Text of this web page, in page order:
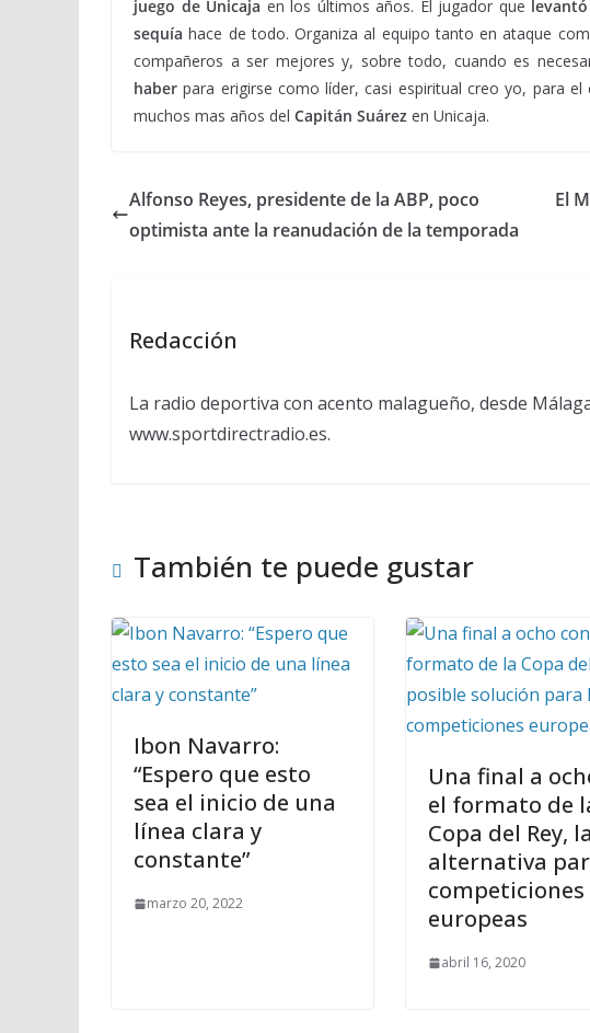
juego de Unicaja en los últimos años. El jugador que
sequía hace de todo. Organiza al equipo tanto en ataque
compañeros a ser mejores y, sobre todo, cuando es
haber para erigirse como líder, casi espiritual creo yo, para
muchos mas años del Capitán Suárez en Unicaja.
Alfonso Reyes, presidente de la ABP, poco
optimista ante la reanudación de la temporada
El
Redacción
La radio deportiva con acento malagueño, desde
www.sportdirectradio.es.
También te puede gustar
Ibon Navarro:
“Espero que esto
sea el inicio de una
línea clara y
constante”
marzo 20, 2022
Una final a
el formato de
Copa del Rey, la
alternativa
competiciones
europeas
abril 16, 2020